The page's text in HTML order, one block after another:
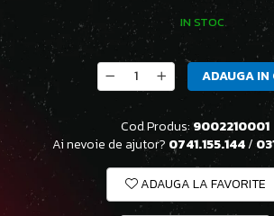
IN STOC
ADAUGA IN
Cod Produs: 9002210001
Ai nevoie de ajutor? 0741.155.144/
ADAUGA LA FAVORITE